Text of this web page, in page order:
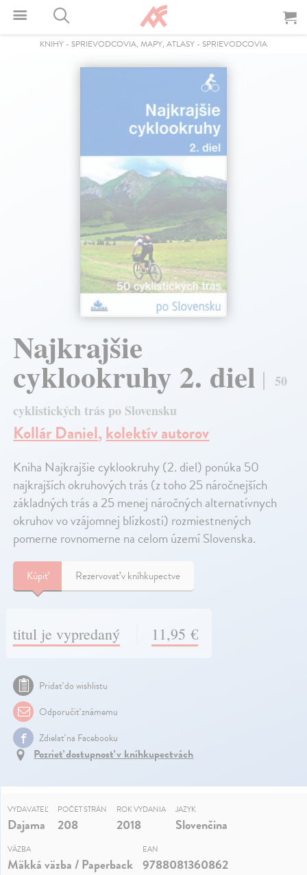
KNIHY - SPRIEVODCOVIA, MAPY, ATLASY - SPRIEVODCOVIA
Najkrajšie
cyklookruhy 2. diel
50
cyklistických trás po Slovensku
Kollár Daniel,kolektív autorov
Kniha Najkrajšie cyklookruhy (2. diel) ponúka 50
najkrajších okruhových trás (z toho 25 náročnejších
základných trás a 25 menej náročných alternatívnych
okruhov vo vzájomnej blízkosti) rozmiestnených
pomerne rovnomerne na celom území Slovenska.
Kúpiť Rezervovať v kníhkupectve
titul je vypredaný 11,95 €
Pridať do wishlistu
Odporučiť známemu
Zdielať na Facebooku
Pozrieť dostupnosť v kníhkupectvách
VYDAVATEĽ
Dajama
POČET STRÁN
208
ROK VYDANIA
2018
JAZYK
Slovenčina
VÄZBA
Mäkká väzba / Paperback
EAN
9788081360862